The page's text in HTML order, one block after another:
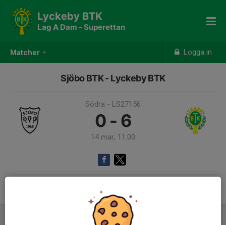
Matcher Logga in
Lyckeby BTK
Lag A Dam - Superettan
Sjöbo BTK - Lyckeby BTK
Södra - LS27156
0 - 6
14 mar, 11:00
Samling 10:00